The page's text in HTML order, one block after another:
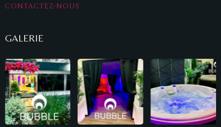
CONTACTEZ-NOUS
GALERIE